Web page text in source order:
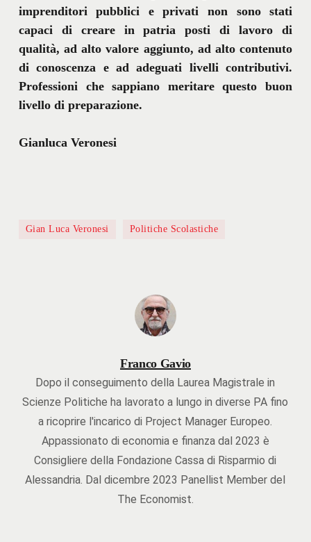
imprenditori pubblici e privati non sono stati
capaci di creare in patria posti di lavoro di
qualità, ad alto valore aggiunto, ad alto contenuto
di conoscenza e ad adeguati livelli contributivi.
Professioni che sappiano meritare questo buon
livello di preparazione.
Gianluca Veronesi
Gian Luca Veronesi Politiche Scolastiche
Franco Gavio
Dopo il conseguimento della Laurea Magistrale in
Scienze Politiche ha lavorato a lungo in diverse PA fino
a ricoprire l'incarico di Project Manager Europeo.
Appassionato di economia e finanza dal 2023 è
Consigliere della Fondazione Cassa di Risparmio di
Alessandria. Dal dicembre 2023 Panellist Member del
The Economist.